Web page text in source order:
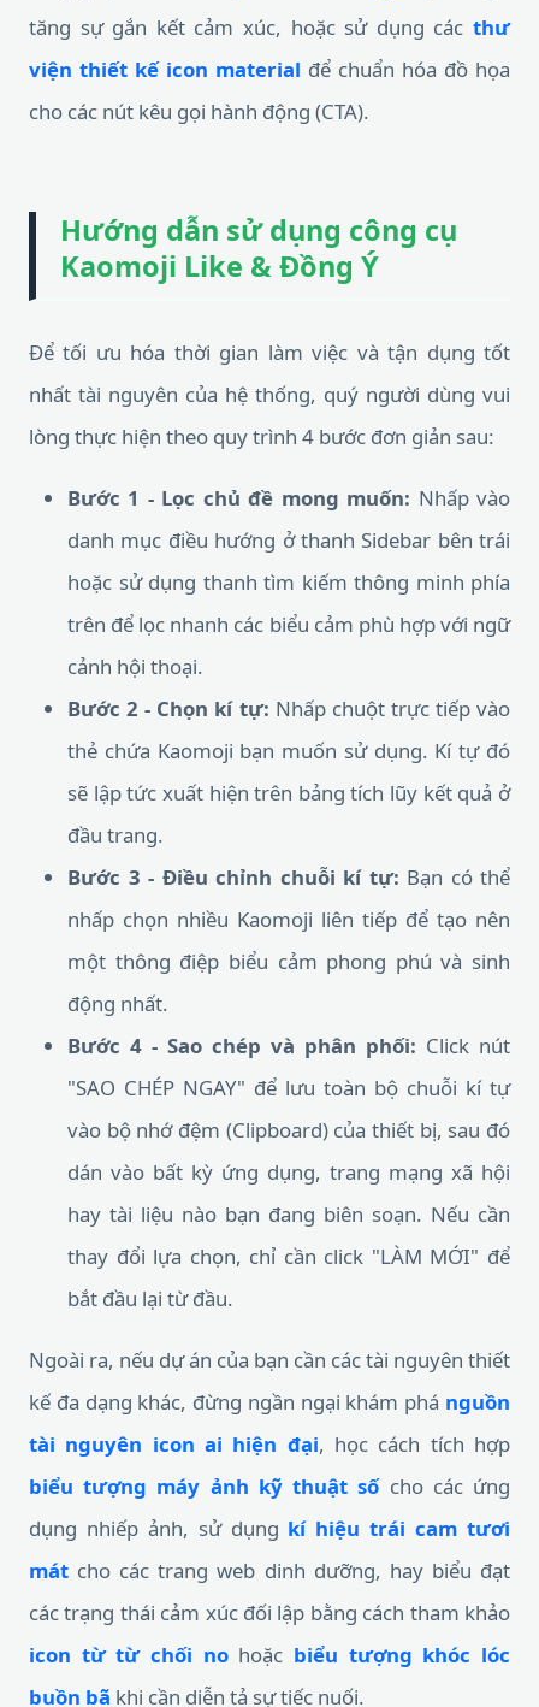
tăng sự gắn kết cảm xúc, hoặc sử dụng các thư
viện thiết kế icon material để chuẩn hóa đồ họa
cho các nút kêu gọi hành động (CTA).
Hướng dẫn sử dụng công cụ
Kaomoji Like & Đồng Ý
Để tối ưu hóa thời gian làm việc và tận dụng tốt
nhất tài nguyên của hệ thống, quý người dùng vui
lòng thực hiện theo quy trình 4 bước đơn giản sau:
Bước 1 - Lọc chủ đề mong muốn: Nhấp vào
danh mục điều hướng ở thanh Sidebar bên trái
hoặc sử dụng thanh tìm kiếm thông minh phía
trên để lọc nhanh các biểu cảm phù hợp với ngữ
cảnh hội thoại.
Bước 2 - Chọn kí tự: Nhấp chuột trực tiếp vào
thẻ chứa Kaomoji bạn muốn sử dụng. Kí tự đó
sẽ lập tức xuất hiện trên bảng tích lũy kết quả ở
đầu trang.
Bước 3 - Điều chỉnh chuỗi kí tự: Bạn có thể
nhấp chọn nhiều Kaomoji liên tiếp để tạo nên
một thông điệp biểu cảm phong phú và sinh
động nhất.
Bước 4 - Sao chép và phân phối: Click nút
"SAO CHÉP NGAY" để lưu toàn bộ chuỗi kí tự
vào bộ nhớ đệm (Clipboard) của thiết bị, sau đó
dán vào bất kỳ ứng dụng, trang mạng xã hội
hay tài liệu nào bạn đang biên soạn. Nếu cần
thay đổi lựa chọn, chỉ cần click "LÀM MỚI" để
bắt đầu lại từ đầu.
Ngoài ra, nếu dự án của bạn cần các tài nguyên thiết
kế đa dạng khác, đừng ngần ngại khám phá nguồn
tài nguyên icon ai hiện đại, học cách tích hợp
biểu tượng máy ảnh kỹ thuật sốcho các ứng
dụng nhiếp ảnh, sử dụng kí hiệu trái cam tươi
mát cho các trang web dinh dưỡng, hay biểu đạt
các trạng thái cảm xúc đối lập bằng cách tham khảo
icon từ từ chối nohoặc biểu tượng khóc lóc
buồn bã khi cần diễn tả sự tiếc nuối.